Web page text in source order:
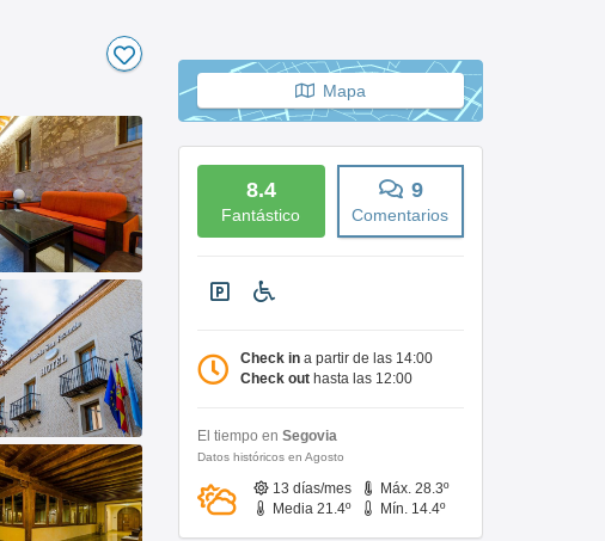
Mapa
8.4
Fantástico
9
Comentarios
Check in a partir de las 14:00
Check out hasta las 12:00
El tiempo en Segovia
Datos históricos en Agosto
13 días/mes
Máx. 28.3º
Media 21.4º
Mín. 14.4º